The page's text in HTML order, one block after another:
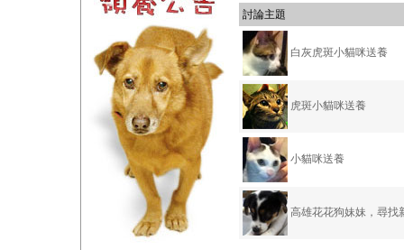
討論主題
白灰虎斑小貓咪送養
虎斑小貓咪送養
小貓咪送養
高雄花花狗妹妹，尋找